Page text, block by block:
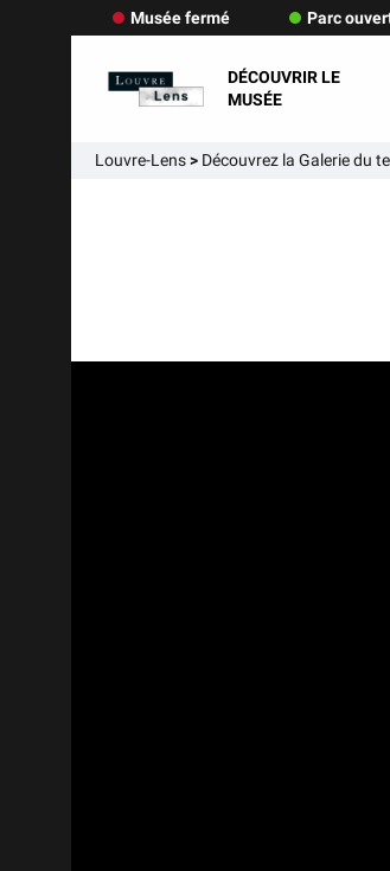
Musée fermé Parc
DÉCOUVRIR LE
MUSÉE
Louvre-Lens> Découvrez la Galerie du